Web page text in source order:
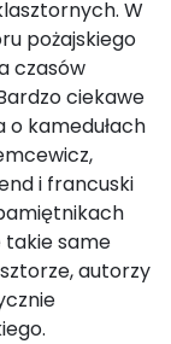
W
pożajskiego
czasów
ciekawe
o kamedułach
i francuski
takie same
autorzy